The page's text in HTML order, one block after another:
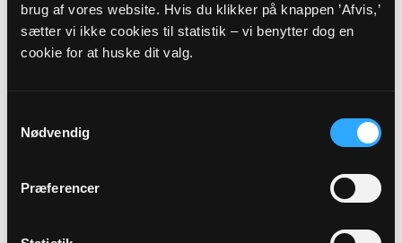
brug af vores website. Hvis du klikker på knappen ’Afvis,’
sætter vi ikke cookies til statistik – vi benytter dog en
cookie for at huske dit valg.
Nødvendig
Præferencer
Revisor erklæring 2023
Myndighedskode: 8120
(CVR-nr. 45873919)
Budget 2022